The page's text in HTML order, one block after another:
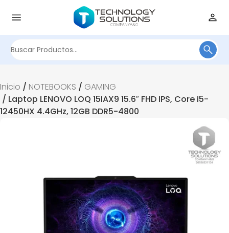
Inicio / NOTEBOOKS / GAMING
/ Laptop LENOVO LOQ 15IAX9 15.6″ FHD IPS, Core i5-
12450HX 4.4GHz, 12GB DDR5-4800
¡Oferta!